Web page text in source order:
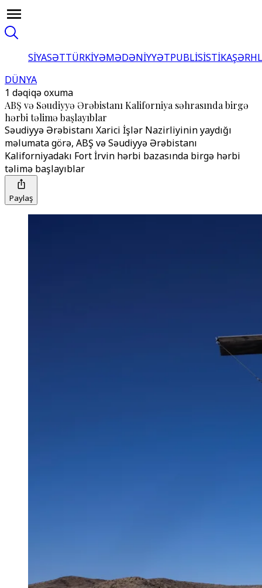
SİYASƏTTÜRKİYƏMƏDƏNİYYƏTPUBLİSİSTİKA
DÜNYA
1 dəqiqə oxuma
ABŞ və Səudiyyə Ərəbistanı Kaliforniya səhrasında birgə
hərbi təlimə başlayıblar
Səudiyyə Ərəbistanı Xarici İşlər Nazirliyinin yaydığı
məlumata görə, ABŞ və Səudiyyə Ərəbistanı
Kaliforniyadakı Fort İrvin hərbi bazasında birgə hərbi
təlimə başlayıblar
Paylaş